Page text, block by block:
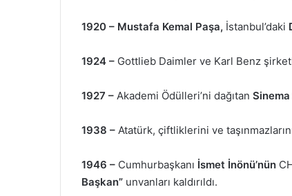
1920 – Mustafa Kemal Paşa, İstanbul’daki
1924 – Gottlieb Daimler ve Karl Benz
1927 – Akademi Ödülleri’ni dağıtan
1938 – Atatürk, çiftliklerini ve
1946 – Cumhurbaşkanı İsmet İnönü’nün
Başkan” unvanları kaldırıldı.